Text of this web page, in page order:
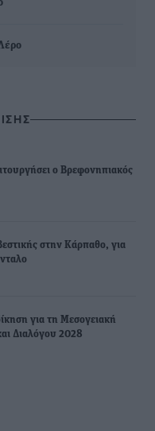
ο Βρεφονηπιακός
στην Κάρπαθο, για
για τη Μεσογειακή
Διαλόγου 2028